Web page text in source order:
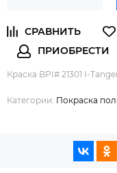
Краска BPI# 21301 I-
Категории: Покраска